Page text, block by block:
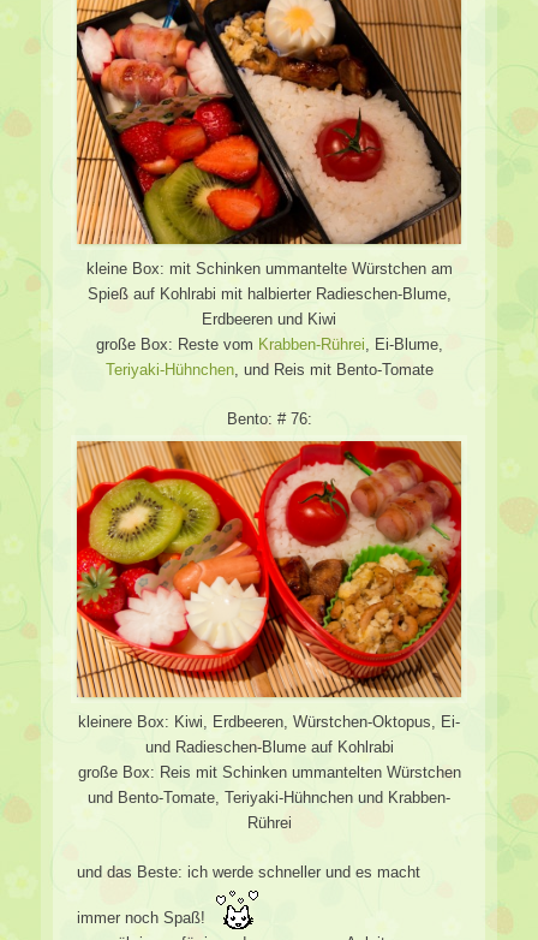
kleine Box: mit Schinken ummantelte Würstchen am
Spieß auf Kohlrabi mit halbierter Radieschen-Blume,
Erdbeeren und Kiwi
große Box: Reste vom Krabben-Rührei, Ei-Blume,
Teriyaki-Hühnchen, und Reis mit Bento-Tomate
Bento: # 76:
kleinere Box: Kiwi, Erdbeeren, Würstchen-Oktopus, Ei-
und Radieschen-Blume auf Kohlrabi
große Box: Reis mit Schinken ummantelten Würstchen
und Bento-Tomate, Teriyaki-Hühnchen und Krabben-
Rührei
und das Beste: ich werde schneller und es macht
immer noch Spaß!